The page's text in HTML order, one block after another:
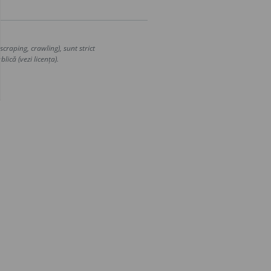
crawling), sunt strict
(vezi licența).